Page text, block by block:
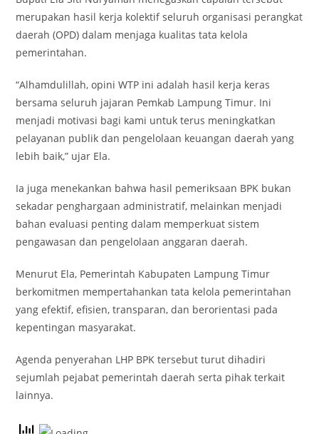
merupakan hasil kerja kolektif seluruh organisasi perangkat
daerah (OPD) dalam menjaga kualitas tata kelola
pemerintahan.
“Alhamdulillah, opini WTP ini adalah hasil kerja keras
bersama seluruh jajaran Pemkab Lampung Timur. Ini
menjadi motivasi bagi kami untuk terus meningkatkan
pelayanan publik dan pengelolaan keuangan daerah yang
lebih baik,” ujar Ela.
Ia juga menekankan bahwa hasil pemeriksaan BPK bukan
sekadar penghargaan administratif, melainkan menjadi
bahan evaluasi penting dalam memperkuat sistem
pengawasan dan pengelolaan anggaran daerah.
Menurut Ela, Pemerintah Kabupaten Lampung Timur
berkomitmen mempertahankan tata kelola pemerintahan
yang efektif, efisien, transparan, dan berorientasi pada
kepentingan masyarakat.
Agenda penyerahan LHP BPK tersebut turut dihadiri
sejumlah pejabat pemerintah daerah serta pihak terkait
lainnya.